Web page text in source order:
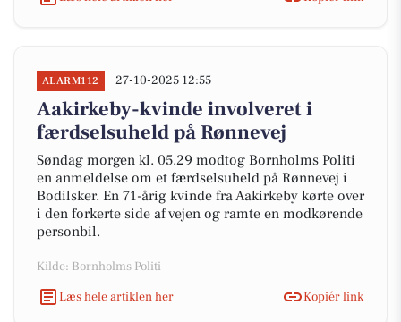
ALARM112 27-10-2025 12:55
Aakirkeby-kvinde involveret i
færdselsuheld på Rønnevej
Søndag morgen kl. 05.29 modtog Bornholms Politi
en anmeldelse om et færdselsuheld på Rønnevej i
Bodilsker. En 71-årig kvinde fra Aakirkeby kørte over
i den forkerte side af vejen og ramte en modkørende
personbil.
Kilde: Bornholms Politi
Læs hele artiklen her
Kopiér link